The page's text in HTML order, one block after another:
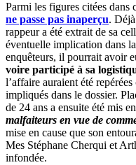
Parmi les figures citées dans
ne passe pas inaperçu.
rappeur a été extrait de sa
éventuelle implication dans
enquêteurs, il pourrait avoir
voire participé à sa
l’affaire auraient été
impliqués dans le dossier.
de 24 ans a ensuite été mis
malfaiteurs en vue de
mise en cause que son
Mes Stéphane Cherqui et
infondée.